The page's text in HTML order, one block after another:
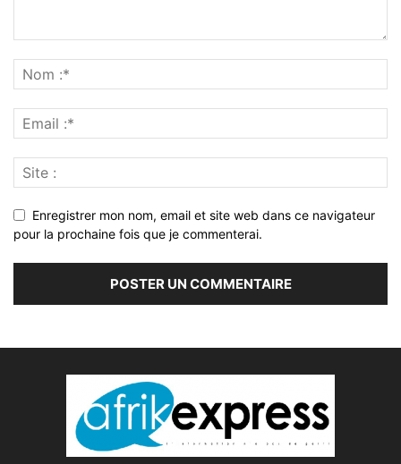
Enregistrer mon nom, email et site web dans ce navigateur
pour la prochaine fois que je commenterai.